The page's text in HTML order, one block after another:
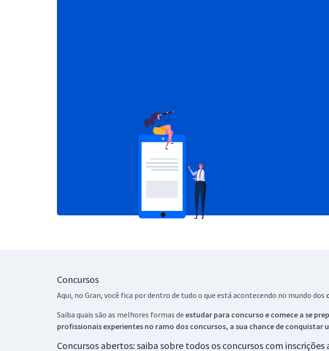
Concursos
Aqui, no Gran, você fica por dentro de tudo o que está acontecendo no mundo dos
Saiba quais são as melhores formas de estudar para concurso e comece a se
profissionais experientes no ramo dos concursos, a sua chance de conquistar
Concursos abertos: saiba sobre todos os concursos com inscrições